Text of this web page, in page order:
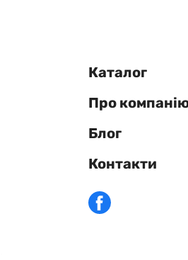
Каталог
Про
Блог
Контакти